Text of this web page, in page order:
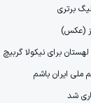
برتری
(عکس)
برای نیکولا گربیچ
ملی ایران باشم
شد